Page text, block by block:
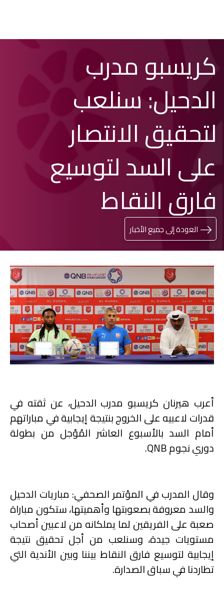
المحتوى
كريسبو مدرب
الدحيل: سنلعب
لتحقيق الانتصار
على السد لتوسيع
فارق النقاط
العودة إلى جميع الأخبار
أعرب هيرنان كريسبو مدرب الدحيل، عن ثقته في
قدرات لاعبيه على الخروج بنتيجة إيجابية في مباراتهم
أمام السد بالأسبوع العاشر المُؤجل من بطولة
دوري نجومQNB
.
وقال المدرب في المؤتمر الصحفي: مباريات الدحيل
والسد معروفة بصعوبتها وأهميتها، ستكون مباراة
صعبة على الفريقين لما يملكانه من لاعبين أصحاب
مستويات جيدة، وسنلعب من أجل تحقيق نتيجة
إيجابية لتوسيع فارق النقاط بيننا وبين الأندية التي
تطاردنا في سباق الصدارة.